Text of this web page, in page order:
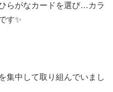
らがなカードを選び…カラ
す✨
集中して取り組んでいまし